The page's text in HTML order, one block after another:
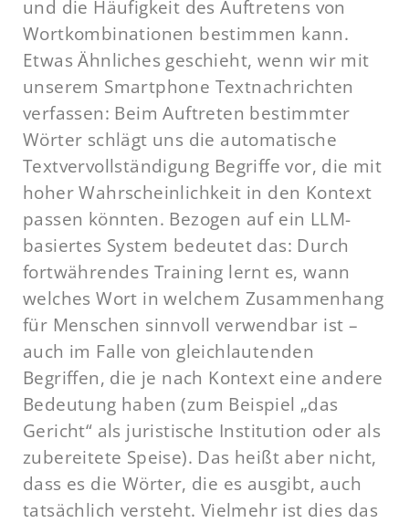
und die Häufigkeit des Auftretens von
Wortkombinationen bestimmen kann.
Etwas Ähnliches geschieht, wenn wir mit
unserem Smartphone Textnachrichten
verfassen: Beim Auftreten bestimmter
Wörter schlägt uns die automatische
Textvervollständigung Begriffe vor, die mit
hoher Wahrscheinlichkeit in den Kontext
passen könnten. Bezogen auf ein LLM-
basiertes System bedeutet das: Durch
fortwährendes Training lernt es, wann
welches Wort in welchem Zusammenhang
für Menschen sinnvoll verwendbar ist –
auch im Falle von gleichlautenden
Begriffen, die je nach Kontext eine andere
Bedeutung haben (zum Beispiel „das
Gericht“ als juristische Institution oder als
zubereitete Speise). Das heißt aber nicht,
dass es die Wörter, die es ausgibt, auch
tatsächlich versteht. Vielmehr ist dies das